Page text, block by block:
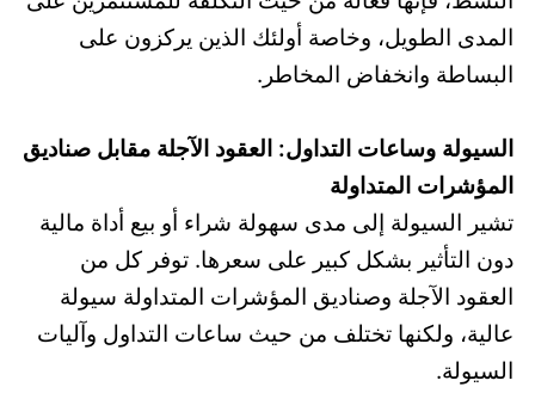
المدى الطويل، وخاصة أولئك الذين يركزون على
البساطة وانخفاض المخاطر.
السيولة وساعات التداول: العقود الآجلة مقابل صناديق
المؤشرات المتداولة
تشير السيولة إلى مدى سهولة شراء أو بيع أداة مالية
دون التأثير بشكل كبير على سعرها. توفر كل من
العقود الآجلة وصناديق المؤشرات المتداولة سيولة
عالية، ولكنها تختلف من حيث ساعات التداول وآليات
السيولة.